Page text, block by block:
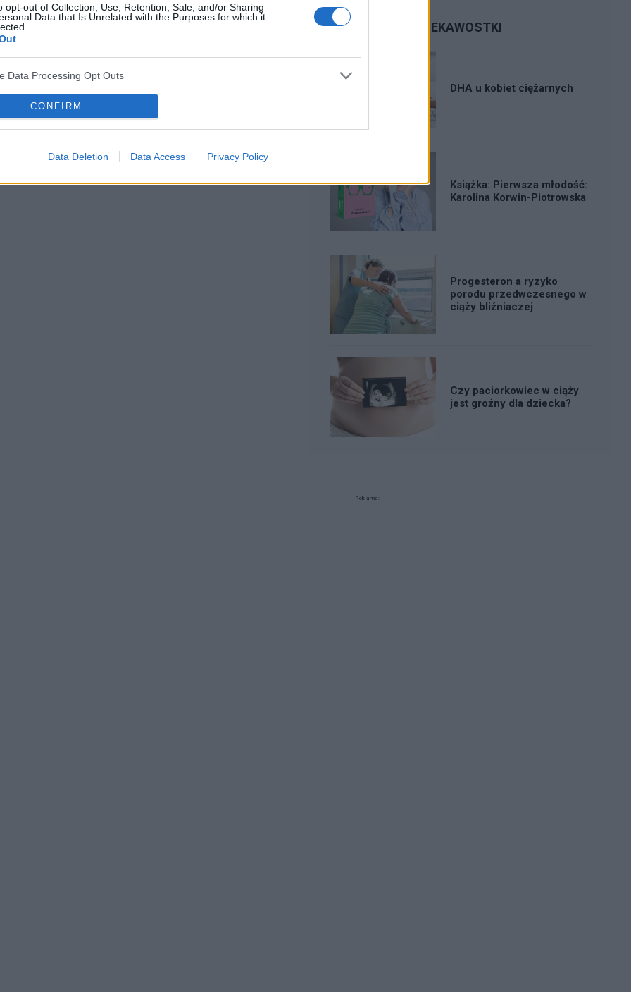
opt-out of Collection, Use, Retention, Sale, and/or Sharing
Data that Is Unrelated with the Purposes for which it
Data Processing Opt Outs
CONFIRM
Data Deletion Data Access Privacy Policy
macicy
CIEKAWOSTKI
DHA u kobiet ciężarnych
Książka: Pierwsza młodość:
Karolina Korwin-Piotrowska
Progesteron a ryzyko
porodu przedwczesnego w
ciąży bliźniaczej
Czy paciorkowiec w ciąży
jest groźny dla dziecka?
Reklama: